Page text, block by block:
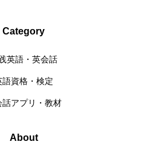
Category
英語・英会話
語資格・検定
話アプリ・教材
About